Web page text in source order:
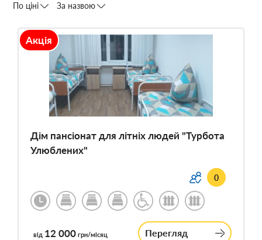
По ціні За назвою
Акція
Дім пансіонат для літніх людей "Турбота
Улюблених"
0
від 12 000 грн/місяц Перегляд